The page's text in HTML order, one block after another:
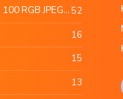
Giyim | Alışveriş | Hediyelik Eşya | 100 RGB JPEG Images | 5920x4420 Pixels | 501 MB52
16
15
13